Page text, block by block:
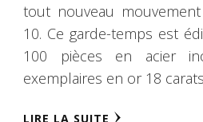
tout nouveau
10. Ce garde-temps est
100 pièces en acier
exemplaires en or 18
LIRE LA SUITE